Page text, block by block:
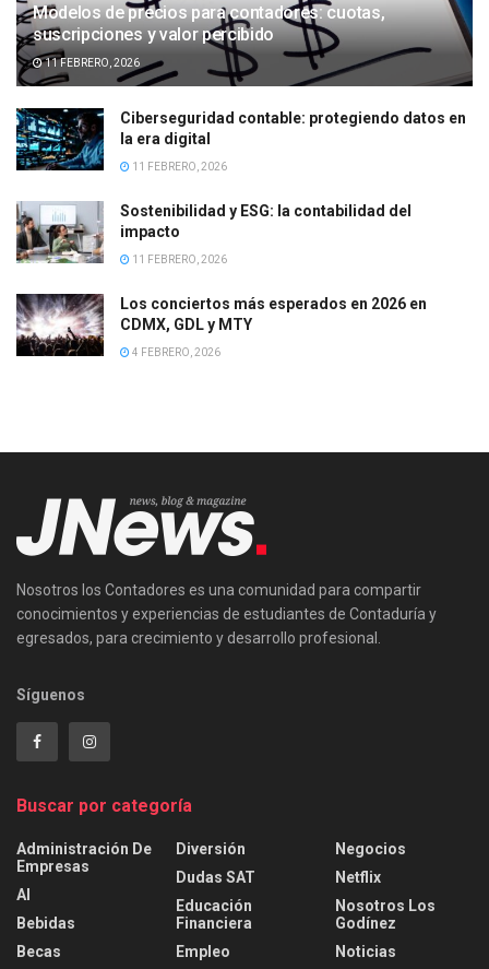
Modelos de precios para contadores: cuotas,
suscripciones y valor percibido
11 FEBRERO, 2026
Ciberseguridad contable: protegiendo datos en
la era digital
11 FEBRERO, 2026
Sostenibilidad y ESG: la contabilidad del
impacto
11 FEBRERO, 2026
Los conciertos más esperados en 2026 en
CDMX, GDL y MTY
4 FEBRERO, 2026
Nosotros los Contadores es una comunidad para compartir
conocimientos y experiencias de estudiantes de Contaduría y
egresados, para crecimiento y desarrollo profesional.
Síguenos
Buscar por categoría
Administración De
Empresas
AI
Bebidas
Becas
Diversión
Dudas SAT
Educación
Financiera
Empleo
Negocios
Netflix
Nosotros Los
Godínez
Noticias